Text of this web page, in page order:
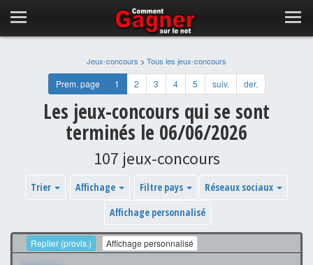
Jeux-concours > Tous les jeux-concours
Prem. page 1 2 3 4 5 suiv. der.
Les jeux-concours qui se sont
terminés le 06/06/2026
107 jeux-concours
Trier Affichage Filtre pays
Réseaux sociaux
Affichage personnalisé
Replier (provis.) Affichage personnalisé